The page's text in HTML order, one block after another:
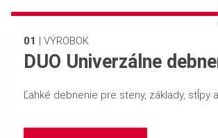
01 | VÝROBOK
DUO Univerzálne
Ľahké debnenie pre steny, základy, stĺpy